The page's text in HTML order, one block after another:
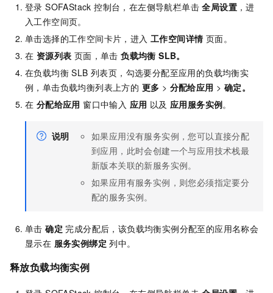
登录 SOFAStack 控制台，在左侧导航栏单击全局设置 ，进
入工作空间页。
单击选择的工作空间卡片，进入 工作空间详情页面。
在 资源列表 页面，单击负载均衡 SLB。
在负载均衡 SLB 列表页，勾选要分配至应用的负载均衡实
例，单击负载均衡列表上方的 更多 > 分配给应用 > 确定。
在 分配给应用 窗口中输入 应用 以及应用服务实例。
说明
如果应用没有服务实例，您可以直接分配
到应用，此时会创建一个与应用技术栈最
新版本关联的新服务实例。
如果应用有服务实例，则您必须指定要分
配的服务实例。
单击确定 完成分配后，该负载均衡实例分配至的应用名称会
显示在 服务实例绑定 列中。
释放负载均衡实例